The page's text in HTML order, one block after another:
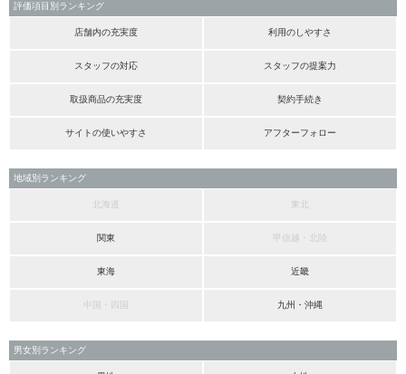
評価項目別ランキング
店舗内の充実度 利用のしやすさ
スタッフの対応 スタッフの提案力
取扱商品の充実度 契約手続き
サイトの使いやすさ アフターフォロー
地域別ランキング
北海道 東北
関東 甲信越・北陸
東海 近畿
中国・四国 九州・沖縄
男女別ランキング